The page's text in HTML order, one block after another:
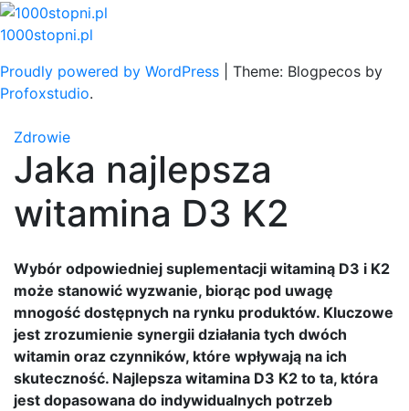
Skip
to
1000stopni.pl
Proudly powered by WordPress
Theme: Blogpecos by
Profoxstudio.
Zdrowie
Jaka najlepsza
witamina D3 K2
Wybór odpowiedniej suplementacji witaminą D3 i K2
może stanowić wyzwanie, biorąc pod uwagę
mnogość dostępnych na rynku produktów. Kluczowe
jest zrozumienie synergii działania tych dwóch
witamin oraz czynników, które wpływają na ich
skuteczność. Najlepsza witamina D3 K2 to ta, która
jest dopasowana do indywidualnych potrzeb